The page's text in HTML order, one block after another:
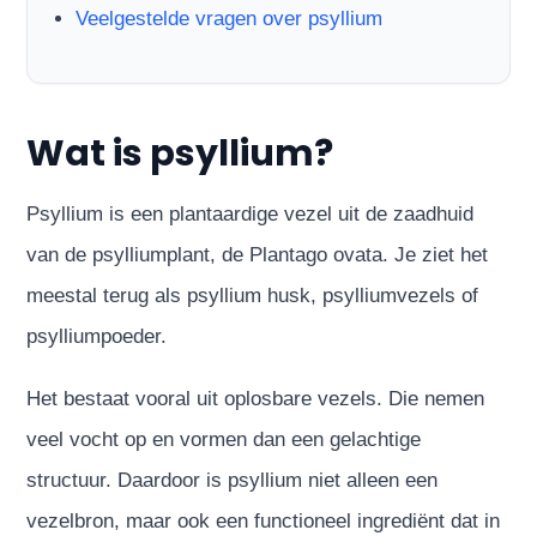
Veelgestelde vragen over psyllium
Wat is psyllium?
Psyllium is een plantaardige vezel uit de zaadhuid
van de psylliumplant, de Plantago ovata. Je ziet het
meestal terug als psyllium husk, psylliumvezels of
psylliumpoeder.
Het bestaat vooral uit oplosbare vezels. Die nemen
veel vocht op en vormen dan een gelachtige
structuur. Daardoor is psyllium niet alleen een
vezelbron, maar ook een functioneel ingrediënt dat in